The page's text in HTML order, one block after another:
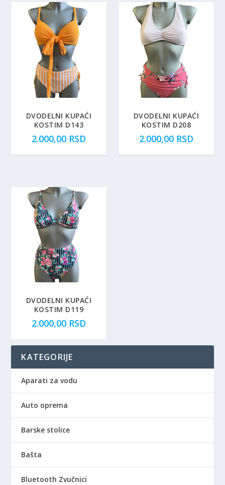
DVODELNI KUPAĆI
KOSTIM D143
2.000,00 RSD
DVODELNI KUPAĆI
KOSTIM D208
2.000,00 RSD
DVODELNI KUPAĆI
KOSTIM D119
2.000,00 RSD
KATEGORIJE
Aparati za vodu
Auto oprema
Barske stolice
Bašta
Bluetooth Zvučnici